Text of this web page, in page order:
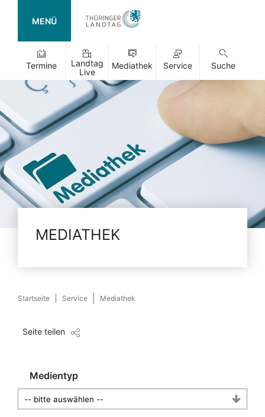
MENÜ
Termine
Landtag
Live
Mediathek Service Suche
MEDIATHEK
Startseite Service Mediathek
Seite teilen
Medientyp